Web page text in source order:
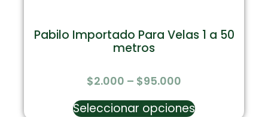
Pabilo Importado Para Velas 1 a 50
metros
$2.000 – $95.000
Seleccionar opciones